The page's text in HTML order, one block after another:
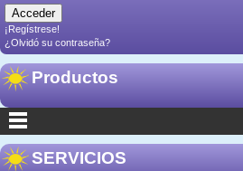
¡Regístrese!
¿Olvidó su contraseña?
Productos
SERVICIOS